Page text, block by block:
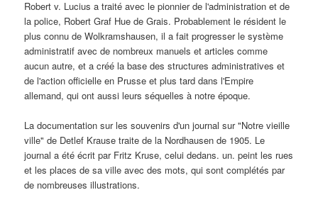
Robert v. Lucius a traité avec le pionnier de l'administration et de
la police, Robert Graf Hue de Grais. Probablement le résident le
plus connu de Wolkramshausen, il a fait progresser le système
administratif avec de nombreux manuels et articles comme
aucun autre, et a créé la base des structures administratives et
de l'action officielle en Prusse et plus tard dans l'Empire
allemand, qui ont aussi leurs séquelles à notre époque.
La documentation sur les souvenirs d'un journal sur "Notre vieille
ville" de Detlef Krause traite de la Nordhausen de 1905. Le
journal a été écrit par Fritz Kruse, celui dedans. un. peint les rues
et les places de sa ville avec des mots, qui sont complétés par
de nombreuses illustrations.